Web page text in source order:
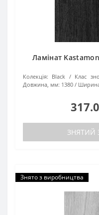
Ламінат
Колекція: Black Клас
Довжина, мм: 1380
ЗНЯТИЙ
Знято з виробництва